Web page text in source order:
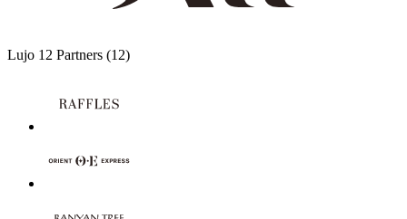
Lujo 12 Partners (12)